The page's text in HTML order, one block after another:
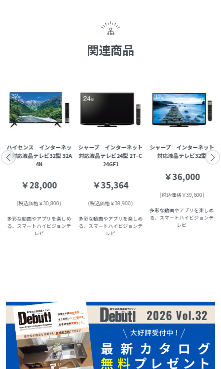
関連商品
ハイセンス インターネッ
ト対応液晶テレビ32型 32A
4N
￥28,000
(税込価格￥30,800)
多彩な動画やアプリを楽しめ
る、スマートハイビジョンテ
レビ
シャープ インターネット
対応液晶テレビ24型 2T-C
24GF1
￥35,364
(税込価格￥38,900)
多彩な動画やアプリを楽しめ
る、スマートハイビジョンテ
レビ
シャープ インターネット
対応液晶テレビ32型
￥36,000
(税込価格￥39,600)
多彩な動画やアプリを楽しめ
る、スマートハイビジョンテ
レビ